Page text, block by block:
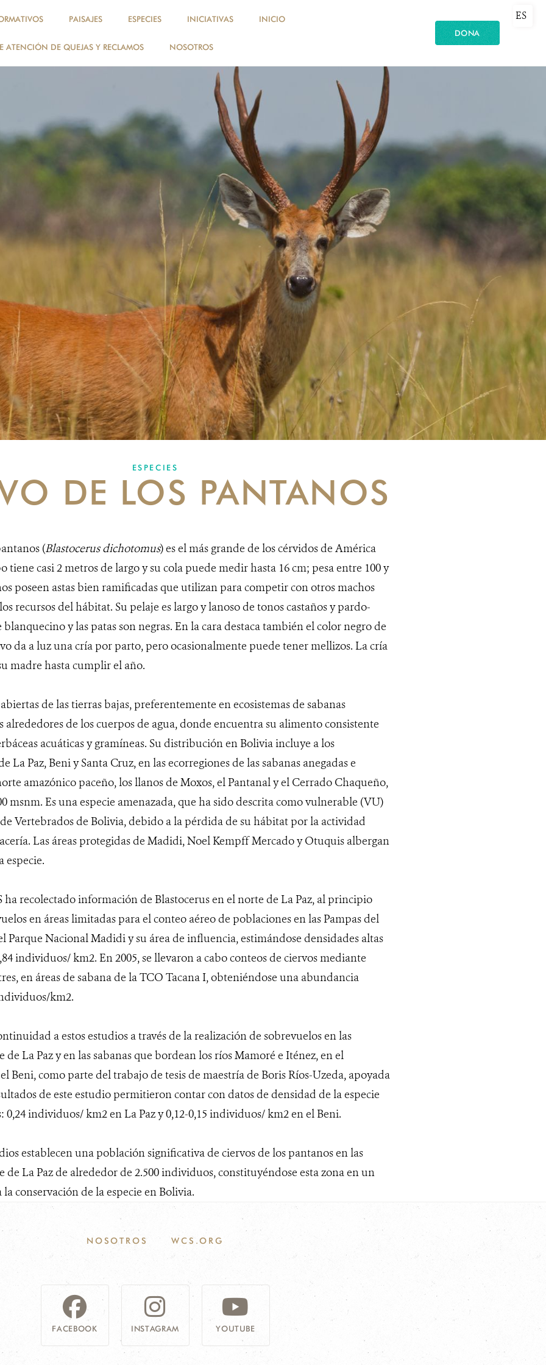
PAISAJES ESPECIES INICIATIVAS INICIO
ATENCIÓN DE QUEJAS Y RECLAMOS NOSOTROS
DONA
ES
ESPECIES
DE LOS PANTANOS
(Blastocerus dichotomus) es el más grande de los cérvidos de América
tiene casi 2 metros de largo y su cola puede medir hasta 16 cm; pesa entre 100 y
poseen astas bien ramificadas que utilizan para competir con otros machos
recursos del hábitat. Su pelaje es largo y lanoso de tonos castaños y pardo-
y las patas son negras. En la cara destaca también el color negro de
da a luz una cría por parto, pero ocasionalmente puede tener mellizos. La cría
madre hasta cumplir el año.
de las tierras bajas, preferentemente en ecosistemas de sabanas
alrededores de los cuerpos de agua, donde encuentra su alimento consistente
acuáticas y gramíneas. Su distribución en Bolivia incluye a los
La Paz, Beni y Santa Cruz, en las ecorregiones de las sabanas anegadas e
amazónico paceño, los llanos de Moxos, el Pantanal y el Cerrado Chaqueño,
msnm. Es una especie amenazada, que ha sido descrita como vulnerable (VU)
Vertebrados de Bolivia, debido a la pérdida de su hábitat por la actividad
Las áreas protegidas de Madidi, Noel Kempff Mercado y Otuquis albergan
especie.
ha recolectado información de Blastocerus en el norte de La Paz, al principio
en áreas limitadas para el conteo aéreo de poblaciones en las Pampas del
Parque Nacional Madidi y su área de influencia, estimándose densidades altas
individuos/ km2. En 2005, se llevaron a cabo conteos de ciervos mediante
en áreas de sabana de la TCO Tacana I, obteniéndose una abundancia
km2.
a estos estudios a través de la realización de sobrevuelos en las
de La Paz y en las sabanas que bordean los ríos Mamoré e Iténez, en el
Beni, como parte del trabajo de tesis de maestría de Boris Ríos-Uzeda, apoyada
de este estudio permitieron contar con datos de densidad de la especie
0,24 individuos/ km2 en La Paz y 0,12-0,15 individuos/ km2 en el Beni.
establecen una población significativa de ciervos de los pantanos en las
de La Paz de alrededor de 2.500 individuos, constituyéndose esta zona en un
conservación de la especie en Bolivia.
NOSOTROS WCS.ORG
FACEBOOK INSTAGRAM YOUTUBE